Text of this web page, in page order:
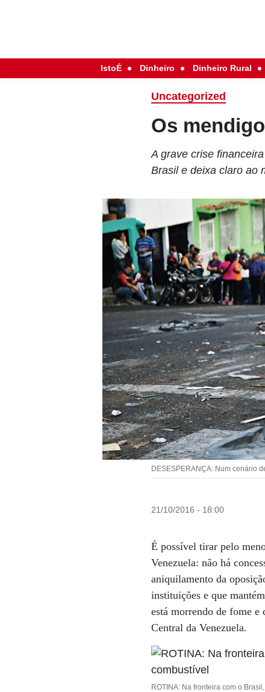
IstoÉ Dinheiro Dinheiro Rural
Uncategorized
Os
A grave crise
Brasil e deixa claro ao
DESESPERANÇA: Num cenário
21/10/2016 - 18:00
É possível tirar pelo
Venezuela: não há
aniquilamento da
instituições e que
está morrendo de fome e
Central da Venezuela.
ROTINA: Na fronteira com o